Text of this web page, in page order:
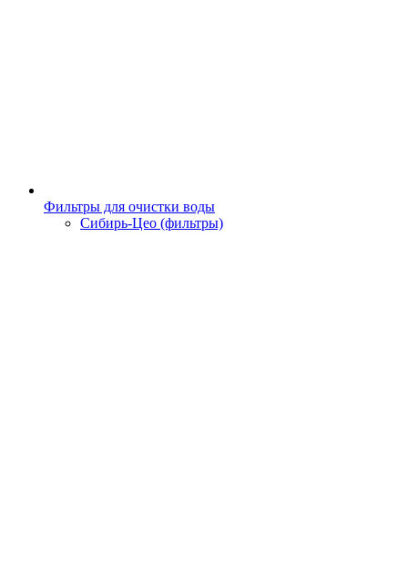
Фильтры для очистки воды
Сибирь-Цео (фильтры)